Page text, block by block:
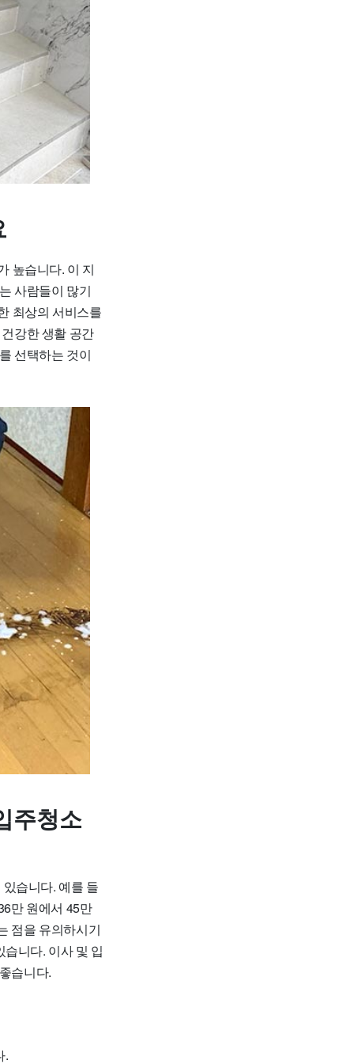
높습니다. 이 지
사람들이 많기
최상의 서비스를
강한 생활 공간
선택하는 것이
주청소
습니다. 예를 들
만 원에서 45만
점을 유의하시기
니다. 이사 및 입
습니다.
.